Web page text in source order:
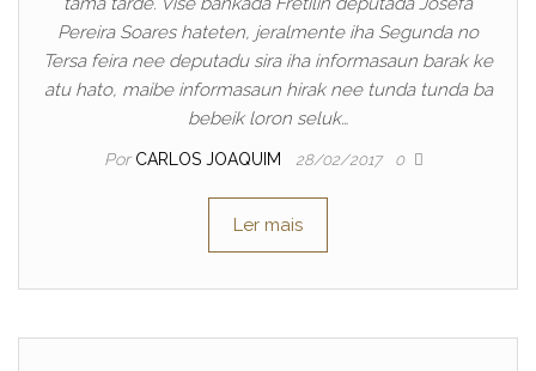
Pereira Soares hateten, jeralmente iha Segunda no
Tersa feira nee deputadu sira iha informasaun barak ke
atu hato, maibe informasaun hirak nee tunda tunda ba
bebeik loron seluk…
Por CARLOS JOAQUIM 28/02/2017 0
Ler mais